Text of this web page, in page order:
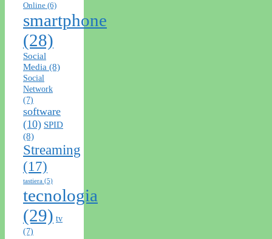
Online (6)
smartphone
(28)
Social
Media (8)
Social
Network
(7)
software
(10) SPID
(8)
Streaming
(17)
tastiera (5)
tecnologia
(29) tv
(7)